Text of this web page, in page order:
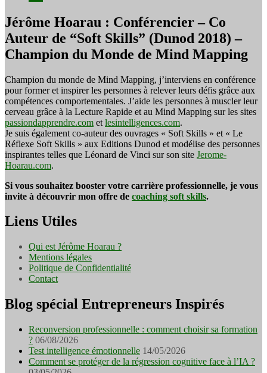
Jérôme Hoarau : Conférencier – Co
Auteur de “Soft Skills” (Dunod 2018) –
Champion du Monde de Mind Mapping
Champion du monde de Mind Mapping, j’interviens en conférence
pour former et inspirer les personnes à relever leurs défis grâce aux
compétences comportementales. J’aide les personnes à muscler leur
cerveau grâce à la Lecture Rapide et au Mind Mapping sur les sites
passiondapprendre.com et lesintelligences.com.
Je suis également co-auteur des ouvrages « Soft Skills » et « Le
Réflexe Soft Skills » aux Editions Dunod et modélise des personnes
inspirantes telles que Léonard de Vinci sur son site Jerome-
Hoarau.com.
Si vous souhaitez booster votre carrière professionnelle, je vous
invite à découvrir mon offre de coaching soft skills.
Liens Utiles
Qui est Jérôme Hoarau ?
Mentions légales
Politique de Confidentialité
Contact
Blog spécial Entrepreneurs Inspirés
Reconversion professionnelle : comment choisir sa formation
? 06/08/2026
Test intelligence émotionnelle 14/05/2026
Comment se protéger de la régression cognitive face à l’IA ?